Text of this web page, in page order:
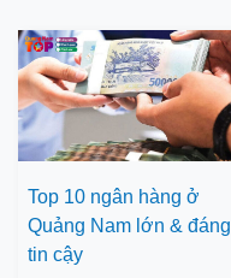
Top 10 ngân hàng ở
Quảng Nam lớn & đáng
tin cậy